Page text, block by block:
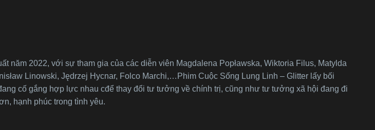
năm 2022, với sự tham gia của các diễn viên Magdalena Popławska, Wiktoria Filus, Matylda
Linowski, Jędrzej Hycnar, Folco Marchi,…Phim Cuộc Sống Lung Linh – Glitter lấy bối
cố gắng hợp lực nhau cđể thay đổi tư tưởng về chính trị, cũng như tư tưởng xã hội đang đi
hạnh phúc trong tình yêu.